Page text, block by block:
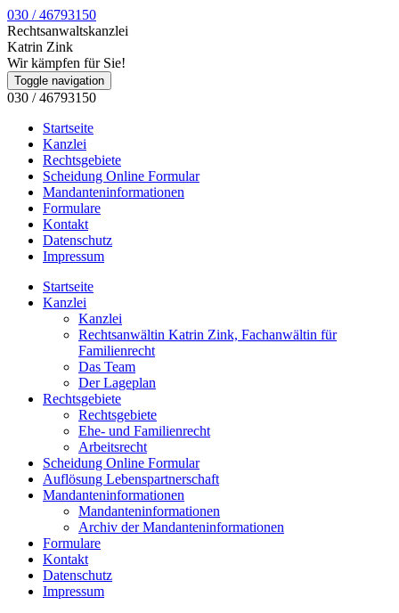
030 / 46793150
Rechtsanwaltskanzlei
Katrin Zink
Wir kämpfen für Sie!
Toggle navigation
030 / 46793150
Startseite
Kanzlei
Rechtsgebiete
Scheidung Online Formular
Mandanteninformationen
Formulare
Kontakt
Datenschutz
Impressum
Startseite
Kanzlei
Kanzlei
Rechtsanwältin Katrin Zink, Fachanwältin für
Familienrecht
Das Team
Der Lageplan
Rechtsgebiete
Rechtsgebiete
Ehe- und Familienrecht
Arbeitsrecht
Scheidung Online Formular
Auflösung Lebenspartnerschaft
Mandanteninformationen
Mandanteninformationen
Archiv der Mandanteninformationen
Formulare
Kontakt
Datenschutz
Impressum